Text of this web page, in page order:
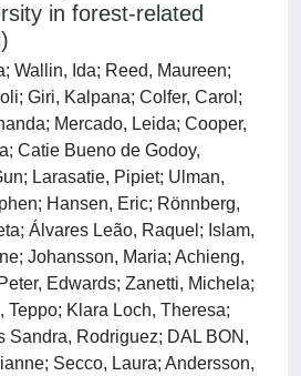
in forest-related
Wallin, Ida; Reed, Maureen;
Giri, Kalpana; Colfer, Carol;
Mercado, Leida; Cooper,
Catie Bueno de Godoy,
Larasatie, Pipiet; Ulman,
Hansen, Eric; Rönnberg,
Álvares Leão, Raquel; Islam,
Johansson, Maria; Achieng,
Edwards; Zanetti, Michela;
Teppo; Klara Loch, Theresa;
Sandra, Rodriguez; DAL BON,
Secco, Laura; Andersson,